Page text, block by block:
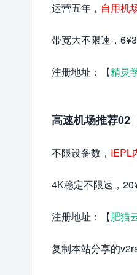
运营五年， 自用机
带宽大不限速，
注册地址：【精灵
高速机场推荐02
不限设备数， IEPL
4K稳定不限速，
注册地址：【肥猫
复制本站分享的